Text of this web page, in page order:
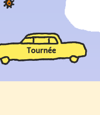
Tournée